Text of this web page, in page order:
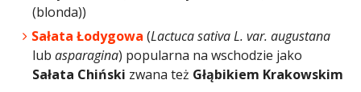
(blonda))
Sałata Łodygowa (Lactuca sativa L. var. augustana
lub asparagina) popularna na wschodzie jako
Sałata Chiński zwana też Głąbikiem Krakowskim